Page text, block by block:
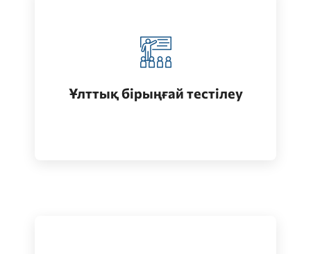
Ұлттық бірыңғай тестілеу
Қазақстанда жоғары білім алу
(бакалавриат)
Өту